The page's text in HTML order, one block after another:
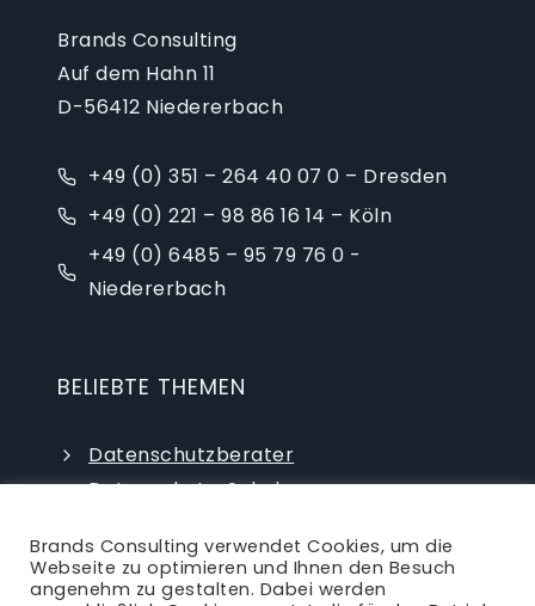
Brands Consulting
Auf dem Hahn 11
D-56412 Niedererbach
+49 (0) 351 – 264 40 07 0 – Dresden
+49 (0) 221 – 98 86 16 14 – Köln
+49 (0) 6485 – 95 79 76 0 -
Niedererbach
BELIEBTE THEMEN
Datenschutzberater
Datenschutz-Schulungen
externer Datenschutzbeauftragter
Brands Consulting verwendet Cookies, um die
Webseite zu optimieren und Ihnen den Besuch
angenehm zu gestalten. Dabei werden